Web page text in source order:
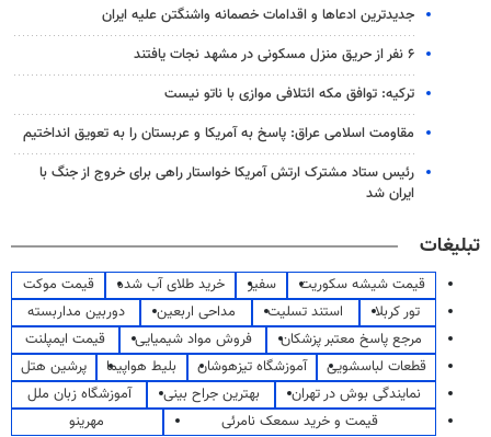
جدیدترین ادعاها و اقدامات خصمانه واشنگتن علیه ایران
۶ نفر از حریق منزل مسکونی در مشهد نجات یافتند
ترکیه: توافق مکه ائتلافی موازی با ناتو نیست
مقاومت اسلامی عراق: پاسخ به آمریکا و عربستان را به تعویق انداختیم
رئیس ستاد مشترک ارتش آمریکا خواستار راهی برای خروج از جنگ با
ایران شد
تبلیغات
قیمت شیشه سکوریت سفیر خرید طلای آب شده
قیمت موکت
تور کربلا
استند تسلیت مداحی اربعین
دوربین مداربسته
مرجع پاسخ معتبر پزشکان
فروش مواد شیمیایی
قیمت ایمپلنت
قطعات لباسشویی
آموزشگاه تیزهوشان بلیط هواپیما
پرشین هتل
نمایندگی بوش در تهران
بهترین جراح بینی
آموزشگاه زبان ملل
قیمت و خرید سمعک نامرئی
مهرینو